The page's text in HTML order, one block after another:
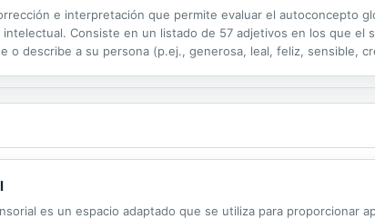
e interpretación que permite evaluar el autoconcepto
Consiste en un listado de 57 adjetivos en los que el
o describe a su persona (p.ej., generosa, leal, feliz, sensible,
es un espacio adaptado que se utiliza para proporcionar